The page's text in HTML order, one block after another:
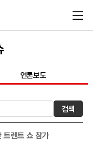
언론보도
검색
렌트 쇼 참가